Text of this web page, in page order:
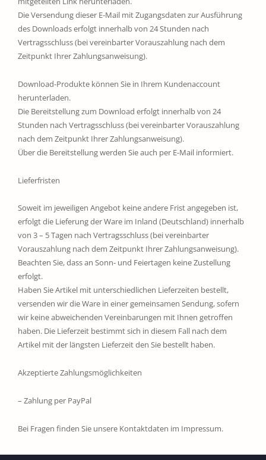
Die Versendung dieser E-Mail mit Zugangsdaten zur Ausführung
des Downloads erfolgt innerhalb von 24 Stunden nach
Vertragsschluss (bei vereinbarter Vorauszahlung nach dem
Zeitpunkt Ihrer Zahlungsanweisung).
Download-Produkte können Sie in Ihrem Kundenaccount
herunterladen.
Die Bereitstellung zum Download erfolgt innerhalb von 24
Stunden nach Vertragsschluss (bei vereinbarter Vorauszahlung
nach dem Zeitpunkt Ihrer Zahlungsanweisung).
Über die Bereitstellung werden Sie auch per E-Mail informiert.
Lieferfristen
Soweit im jeweiligen Angebot keine andere Frist angegeben ist,
erfolgt die Lieferung der Ware im Inland (Deutschland) innerhalb
von 3 – 5 Tagen nach Vertragsschluss (bei vereinbarter
Vorauszahlung nach dem Zeitpunkt Ihrer Zahlungsanweisung).
Beachten Sie, dass an Sonn- und Feiertagen keine Zustellung
erfolgt.
Haben Sie Artikel mit unterschiedlichen Lieferzeiten bestellt,
versenden wir die Ware in einer gemeinsamen Sendung, sofern
wir keine abweichenden Vereinbarungen mit Ihnen getroffen
haben. Die Lieferzeit bestimmt sich in diesem Fall nach dem
Artikel mit der längsten Lieferzeit den Sie bestellt haben.
Akzeptierte Zahlungsmöglichkeiten
– Zahlung per PayPal
Bei Fragen finden Sie unsere Kontaktdaten im Impressum.